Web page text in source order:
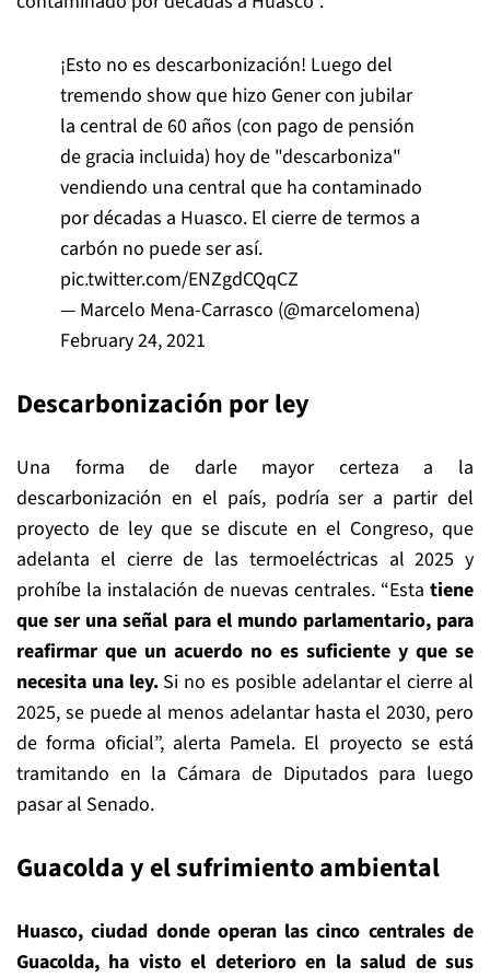
¡Esto no es descarbonización! Luego del
tremendo show que hizo Gener con jubilar
la central de 60 años (con pago de pensión
de gracia incluida) hoy de "descarboniza"
vendiendo una central que ha contaminado
por décadas a Huasco. El cierre de termos a
carbón no puede ser así.
pic.twitter.com/ENZgdCQqCZ
— Marcelo Mena-Carrasco (@marcelomena)
February 24, 2021
Descarbonización por ley
Una forma de darle mayor certeza a la
descarbonización en el país, podría ser a partir del
proyecto de ley que se discute en el Congreso, que
adelanta el cierre de las termoeléctricas al 2025 y
prohíbe la instalación de nuevas centrales. “Esta tiene
que ser una señal para el mundo parlamentario, para
reafirmar que un acuerdo no es suficiente y que se
necesita una ley.Si no es posible adelantar el cierre al
2025, se puede al menos adelantar hasta el 2030, pero
de forma oficial”, alerta Pamela. El proyecto se está
tramitando en la Cámara de Diputados para luego
pasar al Senado.
Guacolda y el sufrimiento ambiental
Huasco, ciudad donde operan las cinco centrales de
Guacolda, ha visto el deterioro en la salud de sus